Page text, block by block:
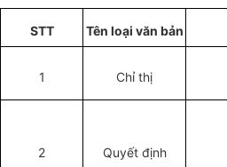
STT
Tên loại văn bản
1 Chỉ thị
2 Quyết định